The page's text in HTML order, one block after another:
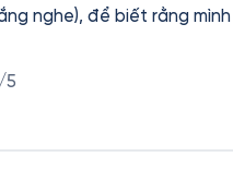
nghe), để biết rằng
/5